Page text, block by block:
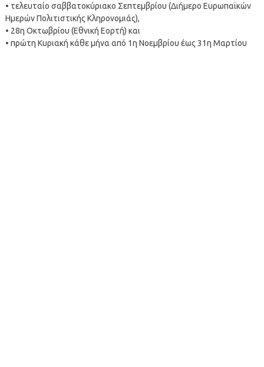
• τελευταίο σαββατοκύριακο Σεπτεμβρίου (Διήμερο Ευρωπαϊκών
Ημερών Πολιτιστικής Κληρονομιάς),
• 28η Οκτωβρίου (Εθνική Εορτή) και
• πρώτη Κυριακή κάθε μήνα από 1η Νοεμβρίου έως 31η Μαρτίου